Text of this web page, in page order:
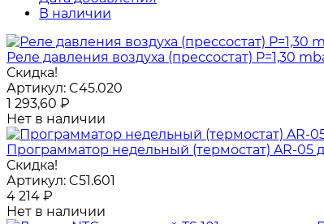
В наличии
Реле давления воздуха (прессостат) P=1,30
Скидка!
Артикул: C45.020
1 293,60 ₽
Нет в наличии
Программатор недельный (термостат) AR-05
Скидка!
Артикул: C51.601
4 214 ₽
Нет в наличии